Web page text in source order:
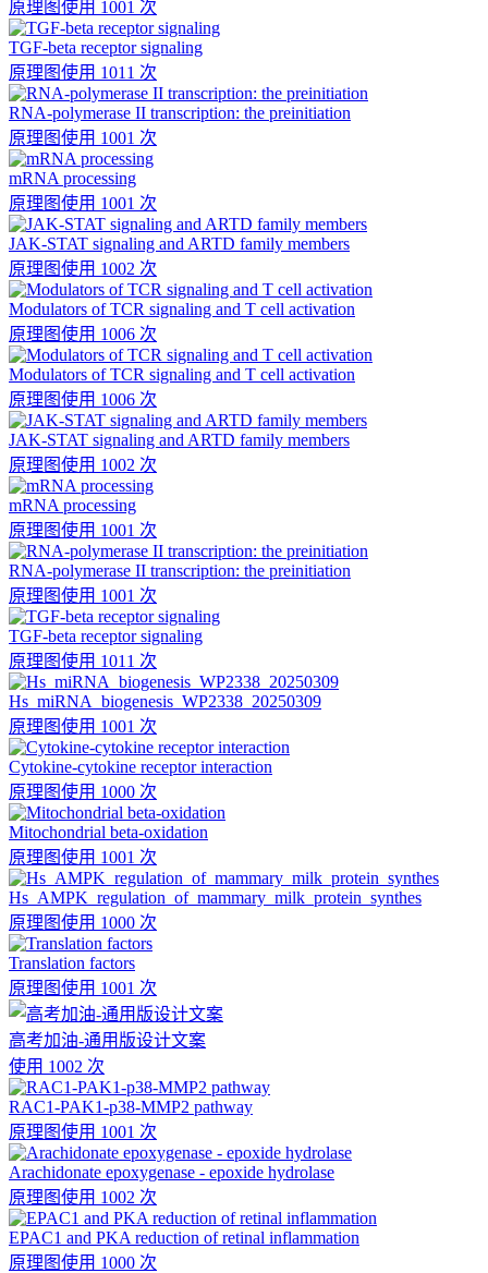
原理图使用 1001 次
TGF-beta receptor signaling
原理图使用 1011 次
RNA-polymerase II transcription: the preinitiation
原理图使用 1001 次
mRNA processing
原理图使用 1001 次
JAK-STAT signaling and ARTD family members
原理图使用 1002 次
Modulators of TCR signaling and T cell activation
原理图使用 1006 次
Modulators of TCR signaling and T cell activation
原理图使用 1006 次
JAK-STAT signaling and ARTD family members
原理图使用 1002 次
mRNA processing
原理图使用 1001 次
RNA-polymerase II transcription: the preinitiation
原理图使用 1001 次
TGF-beta receptor signaling
原理图使用 1011 次
Hs_miRNA_biogenesis_WP2338_20250309
原理图使用 1001 次
Cytokine-cytokine receptor interaction
原理图使用 1000 次
Mitochondrial beta-oxidation
原理图使用 1001 次
Hs_AMPK_regulation_of_mammary_milk_protein_synthes
原理图使用 1000 次
Translation factors
原理图使用 1001 次
高考加油-通用版设计文案
使用 1002 次
RAC1-PAK1-p38-MMP2 pathway
原理图使用 1001 次
Arachidonate epoxygenase - epoxide hydrolase
原理图使用 1002 次
EPAC1 and PKA reduction of retinal inflammation
原理图使用 1000 次